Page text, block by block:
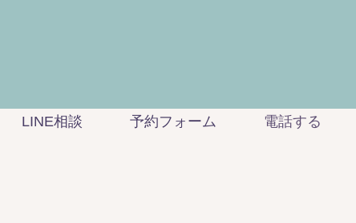
LINE相談 予約フォーム 電話する